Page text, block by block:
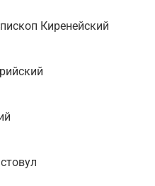
Киренейский